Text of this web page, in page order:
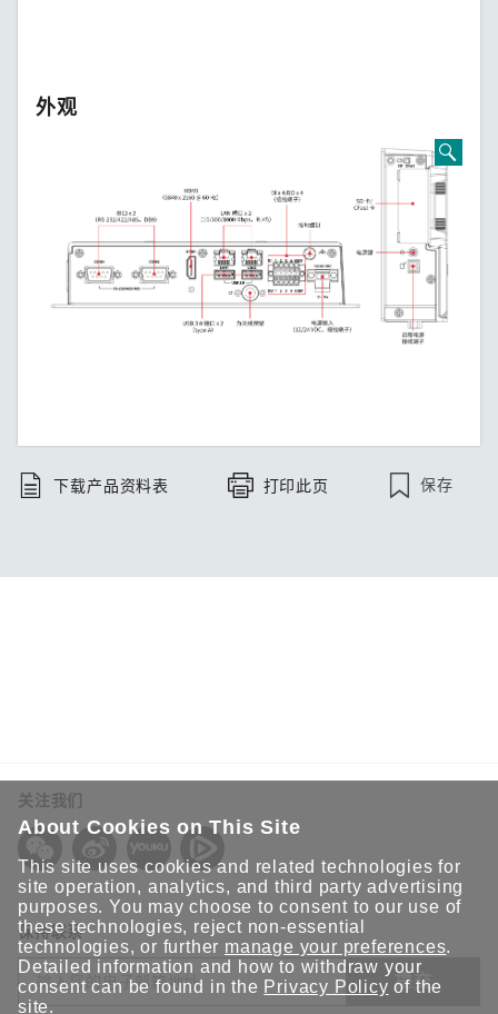
外观
下载产品资料表 打印此页 保存
关注我们
保持联系
提交
About Cookies on This Site
This site uses cookies and related technologies for
site operation, analytics, and third party advertising
purposes. You may choose to consent to our use of
these technologies, reject non-essential
technologies, or further manage your preferences.
Detailed information and how to withdraw your
consent can be found in the Privacy Policy of the
site.